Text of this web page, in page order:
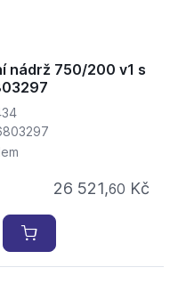
nádrž 750/200 v1 s
26 521,60 Kč